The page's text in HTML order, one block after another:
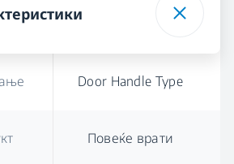
Door Handle Type
Повеќе врати